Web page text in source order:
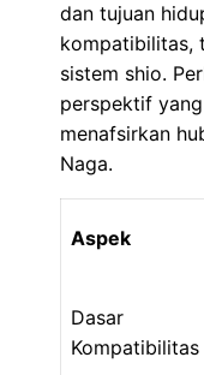
dan tujuan
kompatibilitas,
sistem shio.
perspektif
menafsirkan
Naga.
Aspek
Dasar
Kompatibilitas